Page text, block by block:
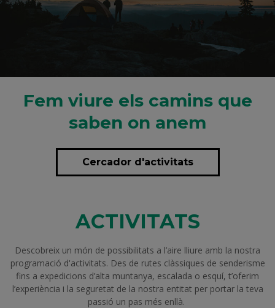
Fem viure els camins que
saben on anem
Cercador d'activitats
ACTIVITATS
Descobreix un món de possibilitats a l’aire lliure amb la nostra
programació d'activitats. Des de rutes clàssiques de senderisme
fins a expedicions d’alta muntanya, escalada o esquí, t’oferim
l’experiència i la seguretat de la nostra entitat per portar la teva
passió un pas més enllà.